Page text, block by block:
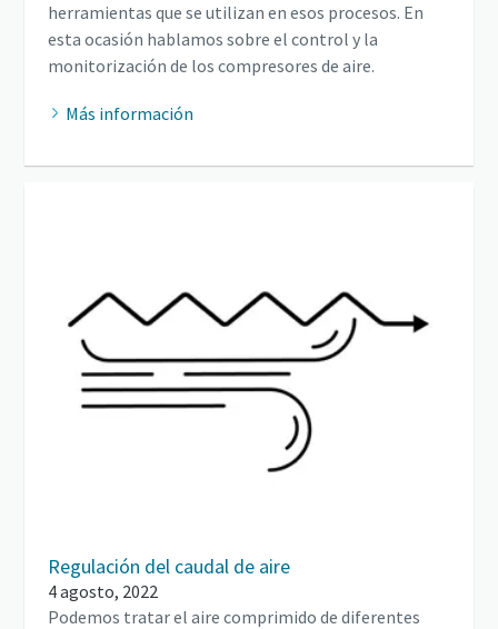
herramientas que se utilizan en esos procesos. En
esta ocasión hablamos sobre el control y la
monitorización de los compresores de aire.
Más información
Regulación del caudal de aire
4 agosto, 2022
Podemos tratar el aire comprimido de diferentes